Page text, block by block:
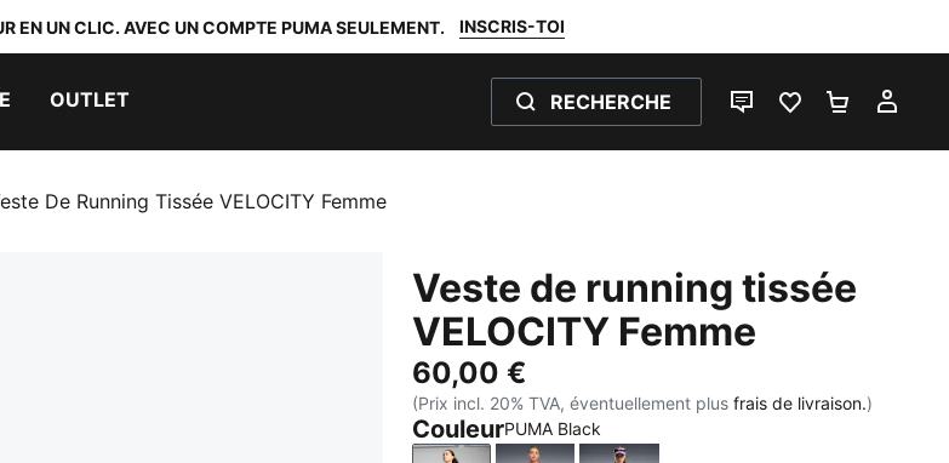
EN UN CLIC. AVEC UN COMPTE PUMA SEULEMENT. INSCRIS-TOI
OUTLET RECHERCHE
LIVE CHATFAVORIS 0PANIER 0
De Running Tissée VELOCITY Femme
Veste de running tissée
VELOCITY Femme
60,00 €
(Prix incl. 20% TVA, éventuellement plusfrais de livraison.)
CouleurPUMA Black